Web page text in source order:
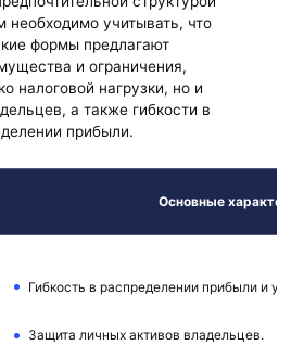
необходимо учитывать, что
формы предлагают
и ограничения,
налоговой нагрузки, но и
а также гибкости в
прибыли.
Основные
Гибкость в распределении прибыли и
Защита личных активов владельцев.